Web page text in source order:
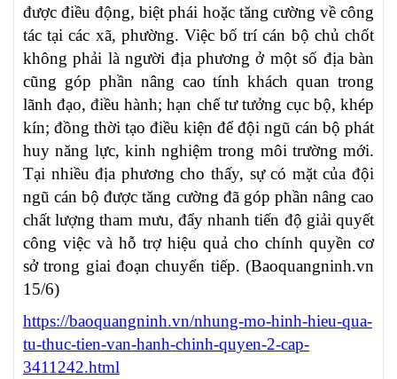
được điều động, biệt phái hoặc tăng cường về công
tác tại các xã, phường. Việc bố trí cán bộ chủ chốt
không phải là người địa phương ở một số địa bàn
cũng góp phần nâng cao tính khách quan trong
lãnh đạo, điều hành; hạn chế tư tưởng cục bộ, khép
kín; đồng thời tạo điều kiện để đội ngũ cán bộ phát
huy năng lực, kinh nghiệm trong môi trường mới.
Tại nhiều địa phương cho thấy, sự có mặt của đội
ngũ cán bộ được tăng cường đã góp phần nâng cao
chất lượng tham mưu, đẩy nhanh tiến độ giải quyết
công việc và hỗ trợ hiệu quả cho chính quyền cơ
sở trong giai đoạn chuyển tiếp. (Baoquangninh.vn
15/6)
https://baoquangninh.vn/nhung-mo-hinh-hieu-qua-
tu-thuc-tien-van-hanh-chinh-quyen-2-cap-
3411242.html